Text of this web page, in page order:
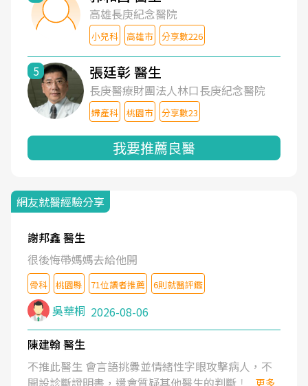
高雄長庚紀念醫院
小兒科 高雄市 分享數226
5 張廷彰 醫生
長庚醫療財團法人林口長庚紀念醫院
婦產科 桃園市 分享數23
我要推薦良醫
網友就醫經驗分享
謝邦鑫 醫生
很後悔帶媽媽去給他開
骨科 桃園縣 71位讀者推薦 6則就醫評鑑
吳華桐 2026-08-06
陳建翰 醫生
不推此醫生 會言語挑釁並情緒性字眼攻擊病人，不
開設診斷證明書，還會質疑其他醫生的判斷！
更多